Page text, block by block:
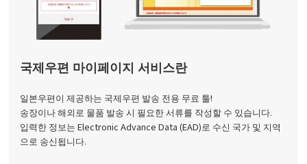
국제우편 마이페이지 서비스란
일본우편이 제공하는 국제우편 발송 전용 무료 툴!
송장이나 해외로 물품 발송 시 필요한 서류를 작성할 수 있습니다.
입력한 정보는 Electronic Advance Data (EAD)로 수신 국가 및 지역
으로 송신됩니다.